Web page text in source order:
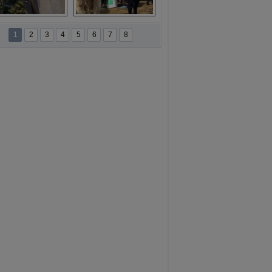
paraşütüne ilgi
artıyor
Hatice Gelin
belgeseli
1 2 3 4 5 6 7 8